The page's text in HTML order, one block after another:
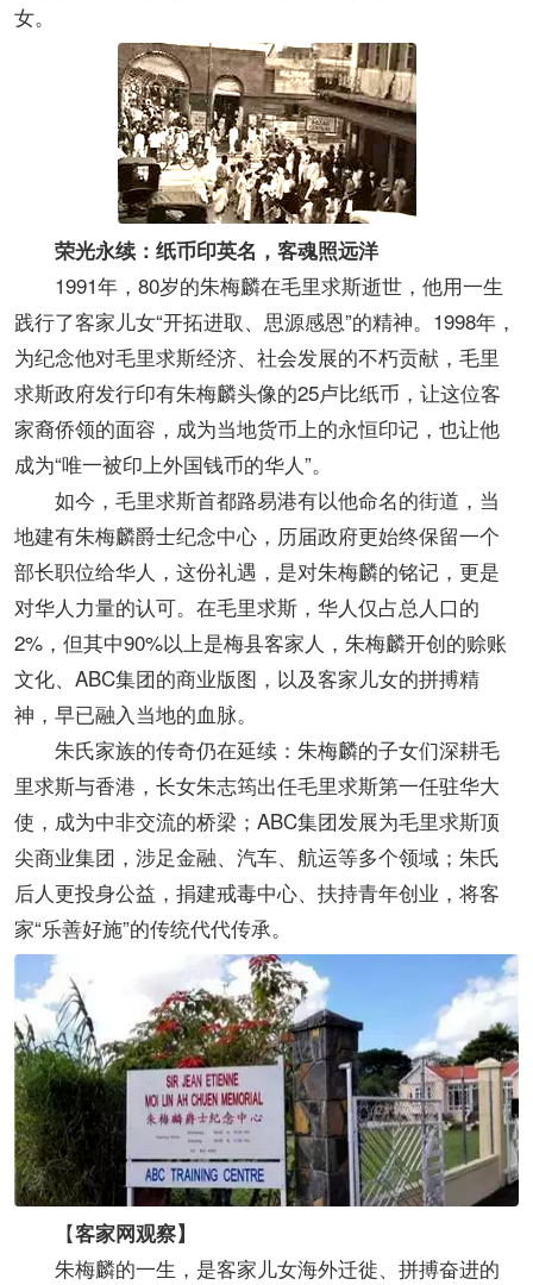
女。
荣光永续：纸币印英名，客魂照远洋
1991年，80岁的朱梅麟在毛里求斯逝世，他用一生
践行了客家儿女“开拓进取、思源感恩”的精神。1998年，
为纪念他对毛里求斯经济、社会发展的不朽贡献，毛里
求斯政府发行印有朱梅麟头像的25卢比纸币，让这位客
家裔侨领的面容，成为当地货币上的永恒印记，也让他
成为“唯一被印上外国钱币的华人”。
如今，毛里求斯首都路易港有以他命名的街道，当
地建有朱梅麟爵士纪念中心，历届政府更始终保留一个
部长职位给华人，这份礼遇，是对朱梅麟的铭记，更是
对华人力量的认可。在毛里求斯，华人仅占总人口的
2%，但其中90%以上是梅县客家人，朱梅麟开创的赊账
文化、ABC集团的商业版图，以及客家儿女的拼搏精
神，早已融入当地的血脉。
朱氏家族的传奇仍在延续：朱梅麟的子女们深耕毛
里求斯与香港，长女朱志筠出任毛里求斯第一任驻华大
使，成为中非交流的桥梁；ABC集团发展为毛里求斯顶
尖商业集团，涉足金融、汽车、航运等多个领域；朱氏
后人更投身公益，捐建戒毒中心、扶持青年创业，将客
家“乐善好施”的传统代代传承。
【客家网观察】
朱梅麟的一生，是客家儿女海外迁徙、拼搏奋进的